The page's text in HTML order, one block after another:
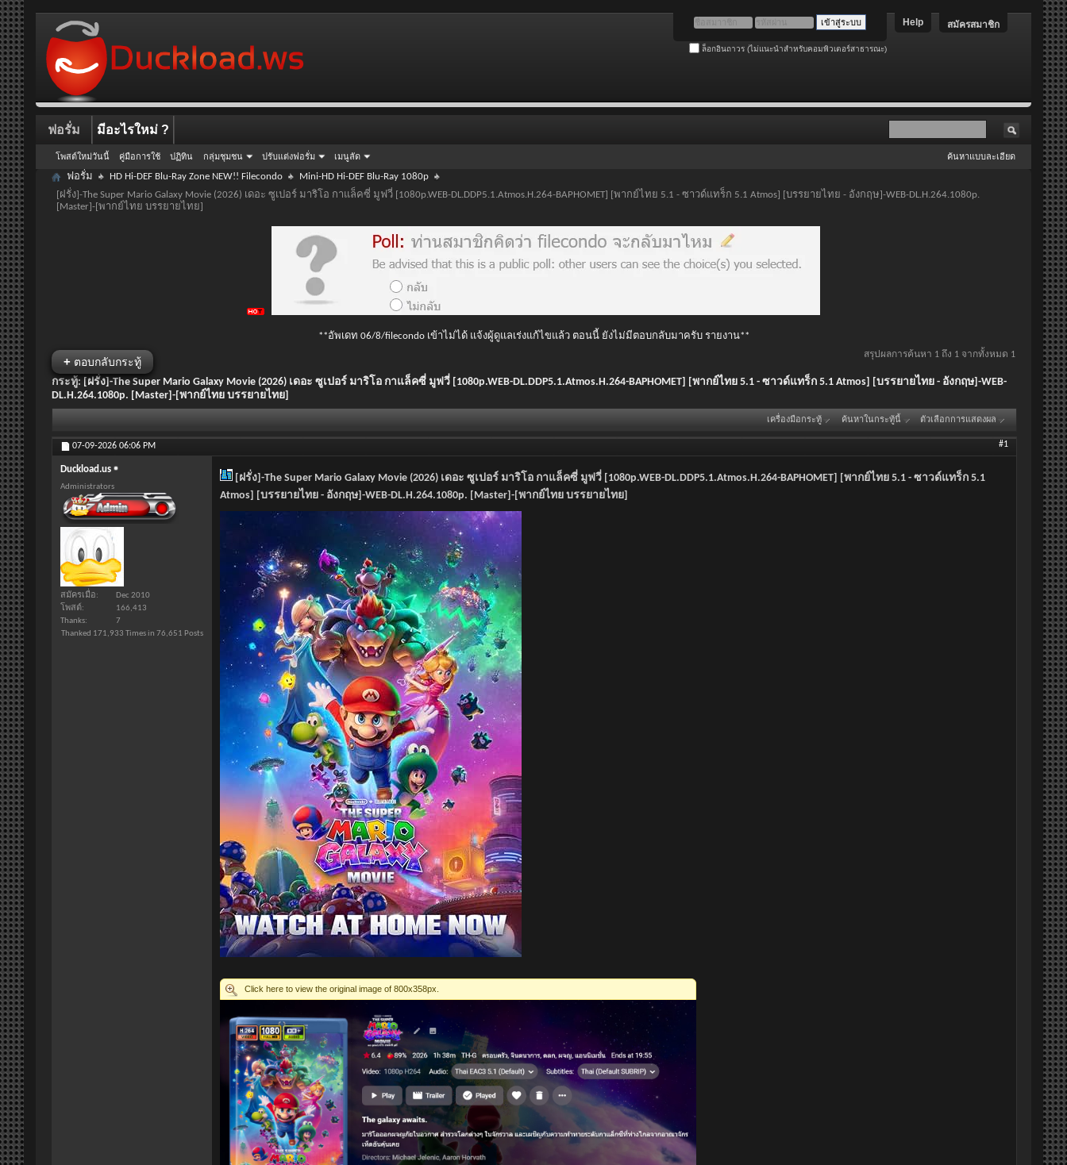
สมัครสมาชิก
Help
ล็อกอินถาวร (ไม่แนะนำสำหรับคอมพิวเตอร์สาธารณะ)
ฟอรั่ม
โพสต์ใหม่วันนี้ คู่มือการใช้ ปฏิทิน กลุ่มชุมชน ปรับแต่งฟอรั่ม เมนูลัด
มีอะไรใหม่ ?
ค้นหาแบบละเอียด
ฟอรั่ม HD Hi-DEF Blu-Ray Zone NEW!! Filecondo
Mini-HD Hi-DEF Blu-Ray 1080p
[ฝรั่ง]-The Super Mario Galaxy Movie (2026) เดอะ ซูเปอร์ มาริโอ กาแล็คซี่ มูฟวี่ [1080p.WEB-DL.DDP5.1.Atmos.H.264-BAPHOMET] [พากย์ไทย 5.1 - ซาวด์แทร็ก 5.1 Atmos] [บรรยายไทย - อังกฤษ]-WEB-DL.H.264.1080p.
[Master]-[พากย์ไทย บรรยายไทย]
**อัพเดท 06/8/filecondo เข้าไม่ได้ แจ้งผู้ดูแลเร่งแก้ไขแล้ว ตอนนี้ ยังไม่มีตอบกลับมาครับ รายงาน**
+ ตอบกลับกระทู้
สรุปผลการค้นหา 1 ถึง 1 จากทั้งหมด 1
กระทู้: [ฝรั่ง]-The Super Mario Galaxy Movie (2026) เดอะ ซูเปอร์ มาริโอ กาแล็คซี่ มูฟวี่ [1080p.WEB-DL.DDP5.1.Atmos.H.264-BAPHOMET] [พากย์ไทย 5.1 - ซาวด์แทร็ก 5.1 Atmos] [บรรยายไทย - อังกฤษ]-WEB-
DL.H.264.1080p. [Master]-[พากย์ไทย บรรยายไทย]
เครื่องมือกระทู้ ค้นหาในกระทู้นี้ ตัวเลือกการแสดงผล
07-09-2026 06:06 PM #1
Duckload.us
Administrators
สมัครเมื่อ
Dec 2010
โพสต์
166,413
Thanks
7
Thanked 171,933 Times in 76,651 Posts
[ฝรั่ง]-The Super Mario Galaxy Movie (2026) เดอะ ซูเปอร์ มาริโอ กาแล็คซี่ มูฟวี่ [1080p.WEB-DL.DDP5.1.Atmos.H.264-BAPHOMET] [พากย์ไทย 5.1 - ซาวด์แทร็ก 5.1
Atmos] [บรรยายไทย - อังกฤษ]-WEB-DL.H.264.1080p. [Master]-[พากย์ไทย บรรยายไทย]